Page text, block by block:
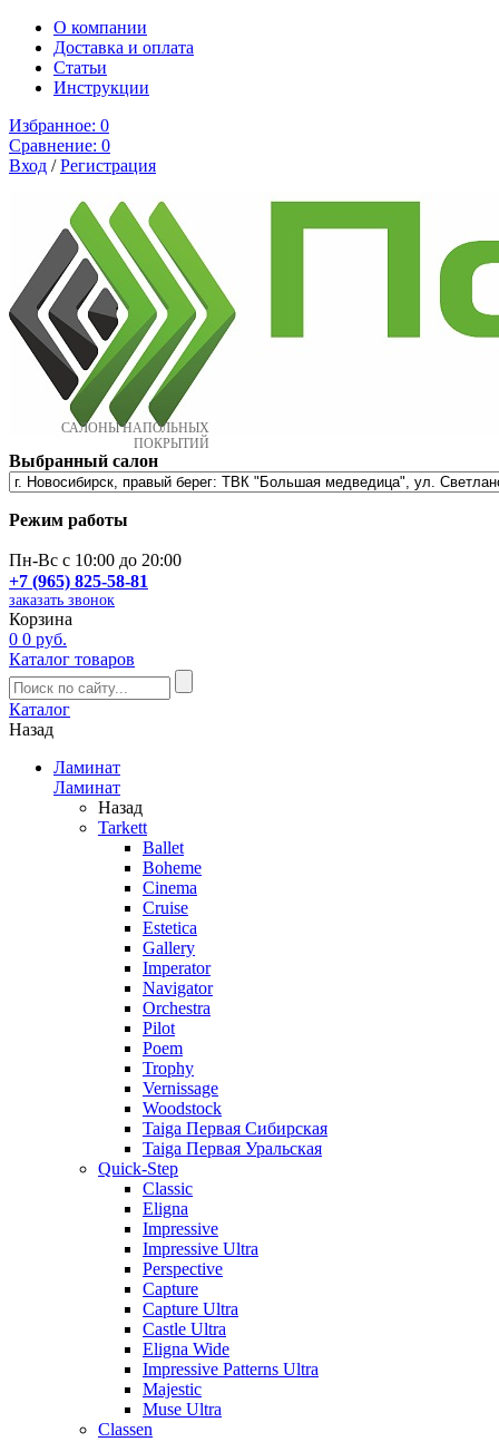
О компании
Доставка и оплата
Cтатьи
Инструкции
Избранное: 0
Сравнение: 0
Вход /Регистрация
САЛОНЫ НАПОЛЬНЫХ
ПОКРЫТИЙ
Выбранный салон
Режим работы
Пн-Вс с 10:00 до 20:00
+7 (965) 825-58-81
заказать звонок
Корзина
0 0 руб.
Каталог товаров
Каталог
Назад
Ламинат
Ламинат
Назад
Tarkett
Ballet
Boheme
Cinema
Cruise
Estetica
Gallery
Imperator
Navigator
Orchestra
Pilot
Poem
Trophy
Vernissage
Woodstock
Taiga Первая Сибирская
Taiga Первая Уральская
Quick-Step
Classic
Eligna
Impressive
Impressive Ultra
Perspective
Capture
Capture Ultra
Castle Ultra
Eligna Wide
Impressive Patterns Ultra
Majestic
Muse Ultra
Classen